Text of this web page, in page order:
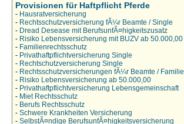
Provisionen für Haftpflicht Pferde
- Hausratversicherung
- Rechtsschutzversicherung fÃ¼r Beamte / Single
- Dread Desease mit BerufsunfÃ¤higkeitszusatz
- Risiko Lebensversicherung mit BUZV ab 50.000,00
- Familienrechtsschutz
- Privathaftpflichtversicherung Single
- Rechtschutzversicherung Single
- Rechtsschutzversicherungen fÃ¼r Beamte / Familie
- Risiko Lebensversicherung ab 50.000,00
- Privathaftpflichtversicherung Lebensgemeinschaft
- Miet Rechtsschutz
- Berufs Rechtsschutz
- Schwere Krankheiten Versicherung
- SelbstÃ¤ndige BerufsunfÃ¤higkeitsversicherung